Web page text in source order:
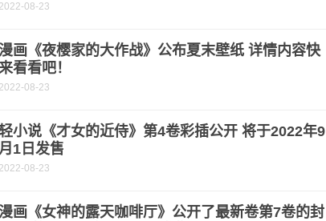
2022-08-23
画《夜樱家的大作战》公布夏末壁纸 详情内容快
看看吧！
2022-08-23
小说《才女的近侍》第4卷彩插公开 将于2022年9
1日发售
2022-08-23
画《女神的露天咖啡厅》公开了最新卷第7卷的封